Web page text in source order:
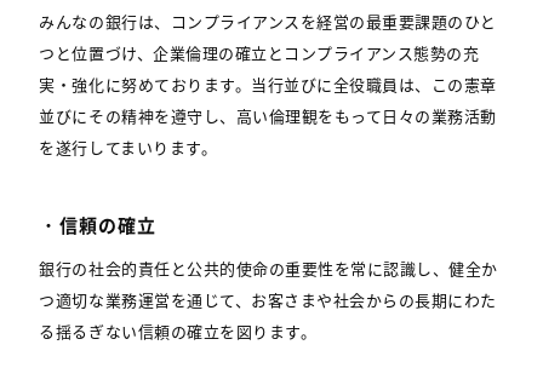
みんなの銀行は、コンプライアンスを経営の最重要課題のひと
つと位置づけ、企業倫理の確立とコンプライアンス態勢の充
実・強化に努めております。当行並びに全役職員は、この憲章
並びにその精神を遵守し、高い倫理観をもって日々の業務活動
を遂行してまいります。
・信頼の確立
銀行の社会的責任と公共的使命の重要性を常に認識し、健全か
つ適切な業務運営を通じて、お客さまや社会からの長期にわた
る揺るぎない信頼の確立を図ります。